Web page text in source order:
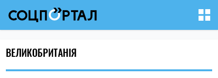
ВЕЛИКОБРИТАНІЯ